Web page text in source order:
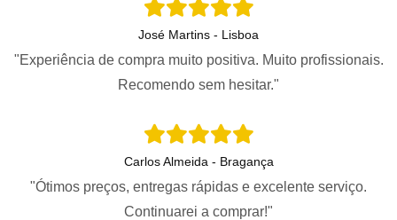
José Martins - Lisboa
"Experiência de compra muito positiva. Muito profissionais.
Recomendo sem hesitar."
Carlos Almeida - Bragança
"Ótimos preços, entregas rápidas e excelente serviço.
Continuarei a comprar!"